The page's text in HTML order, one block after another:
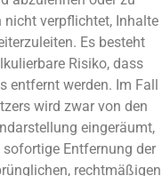
nicht verpflichtet, Inhalte
Es besteht
Risiko, dass
entfernt werden. Im Fall
wird zwar von den
eingeräumt,
Entfernung der
rechtmäßigen